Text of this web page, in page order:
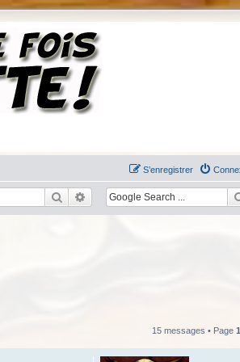
S’enregistrer
RechercherRecherche avancée
15 messages • Page 1